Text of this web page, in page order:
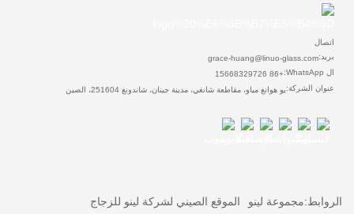
اتصال
بريد:grace-huang@linuo-glass.com
ال WhatsApp:
+86 15668329726
عنوان الشركة:يو هوانغ مياو، مقاطعة شانغي، مدينة جينان، شاندونغ 251604، الصين
الروابط:مجموعة لينو الموقع الصيني لشركة لينو للزجاج